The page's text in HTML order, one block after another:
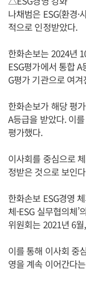
나채범은 ESG(환경·
적으로 인정받았다.
한화손보는 2024년
ESG평가에서 통합
G평가 기관으로 여겨
한화손보가 해당 평
A등급을 받았다. 이
평가했다.
이사회를 중심으로
정받은 것으로 보인
한화손보 ESG경영
체-ESG 실무협의체’
위원회는 2021년 6
이를 통해 이사회 중
영을 계속 이어간다